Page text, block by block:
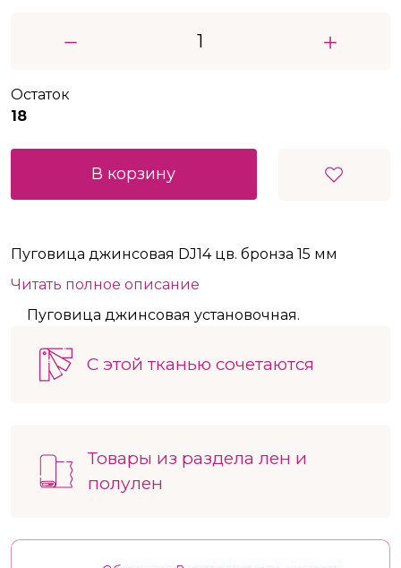
Остаток
18
В корзину
Пуговица джинсовая DJ14 цв. бронза 15 мм
Читать полное описание
Пуговица джинсовая установочная.
С этой тканью сочетаются
Товары из раздела лен и
полулен